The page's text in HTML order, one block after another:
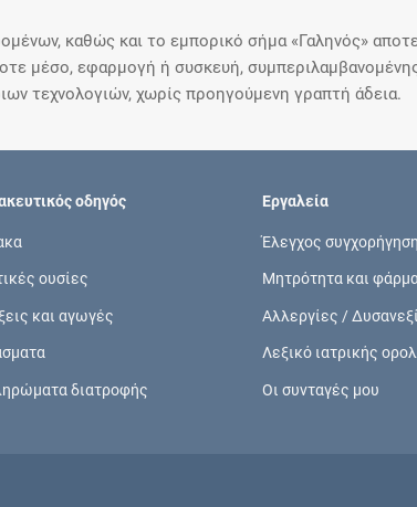
καθώς και το εμπορικό σήμα «Γαληνός»
μέσο, εφαρμογή ή συσκευή,
τεχνολογιών, χωρίς προηγούμενη γραπτή άδεια.
οδηγός
ουσίες
και αγωγές
διατροφής
Εργαλεία
Έλεγχος
Μητρότητα και
Αλλεργίες /
Λεξικό ιατρικής
Οι συνταγές μου